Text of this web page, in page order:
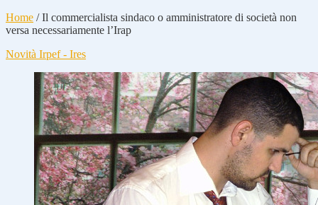
Home /Il commercialista sindaco o amministratore di società non
versa necessariamente l’Irap
Novità Irpef - Ires